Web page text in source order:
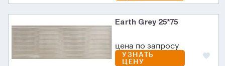
Earth Grey 25*75
цена по запросу
УЗНАТЬ
ЦЕНУ